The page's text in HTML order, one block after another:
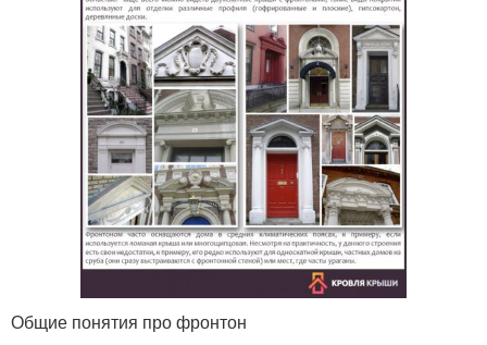
Общие понятия про фронтон